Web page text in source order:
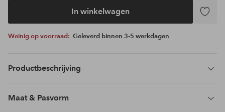
In winkelwagen
Weinig op voorraad: Geleverd binnen 3-5 werkdagen
Productbeschrijving
Maat & Pasvorm